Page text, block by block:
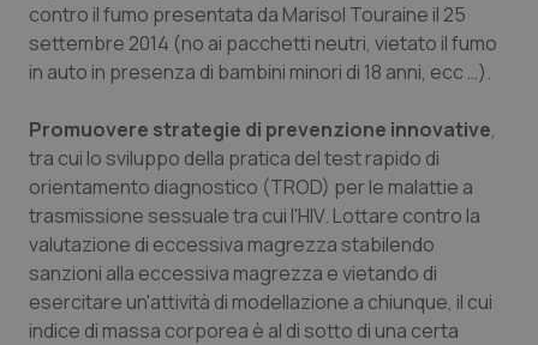
contro il fumo presentata da Marisol Touraine il 25
settembre 2014 (no ai pacchetti neutri, vietato il fumo
in auto in presenza di bambini minori di 18 anni, ecc …).
Promuovere strategie di prevenzione innovative,
tra cui lo sviluppo della pratica del test rapido di
orientamento diagnostico (TROD) per le malattie a
trasmissione sessuale tra cui l'HIV. Lottare contro la
valutazione di eccessiva magrezza stabilendo
sanzioni alla eccessiva magrezza e vietando di
esercitare un'attività di modellazione a chiunque, il cui
indice di massa corporea è al di sotto di una certa